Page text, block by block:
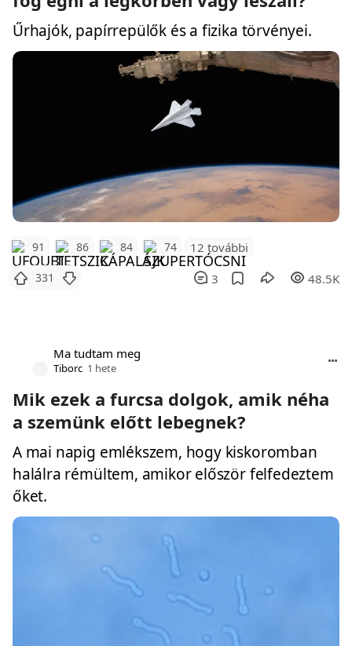
Űrhajók, papírrepülők és a fizika törvényei.
91 86 84 74 12 további
331 3 48.5K
Ma tudtam meg
Tiborc 1 hete
Mik ezek a furcsa dolgok, amik néha
a szemünk előtt lebegnek?
A mai napig emlékszem, hogy kiskoromban
halálra rémültem, amikor először felfedeztem
őket.